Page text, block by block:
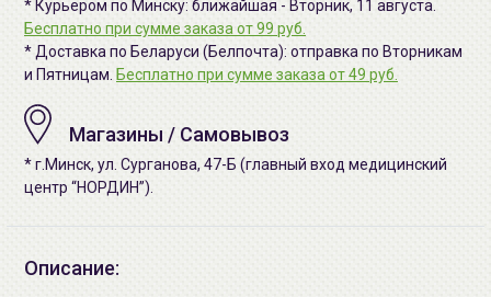
* Курьером по Минску: ближайшая - Вторник, 11 августа.
Бесплатно при сумме заказа от 99 руб.
* Доставка по Беларуси (Белпочта): отправка по Вторникам
и Пятницам. Бесплатно при сумме заказа от 49 руб.
Магазины / Самовывоз
* г.Минск, ул. Сурганова, 47-Б (главный вход медицинский
центр “НОРДИН”).
Описание: